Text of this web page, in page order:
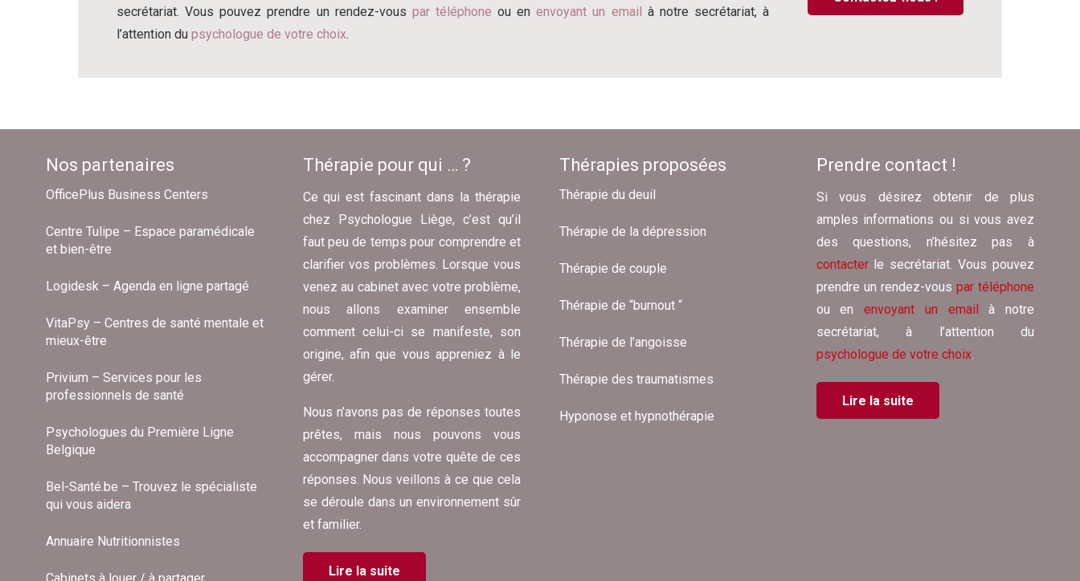
secrétariat. Vous pouvez prendre un rendez-vous par téléphone ou enenvoyant un email
à notre secrétariat, à
l’attention du psychologue de votre choix.
Nos partenaires
OfficePlus Business Centers
Centre Tulipe – Espace paramédicale
et bien-être
Logidesk – Agenda en ligne partagé
VitaPsy – Centres de santé mentale et
mieux-être
Privium – Services pour les
professionnels de santé
Psychologues du Première Ligne
Belgique
Bel-Santé.be – Trouvez le spécialiste
qui vous aidera
Annuaire Nutritionnistes
Thérapie pour qui … ?
Ce qui est fascinant dans la thérapie
chez Psychologue Liège, c’est qu’il
faut peu de temps pour comprendre et
clarifier vos problèmes. Lorsque vous
venez au cabinet avec votre problème,
nous allons examiner ensemble
comment celui-ci se manifeste, son
origine, afin que vous appreniez à le
gérer.
Nous n’avons pas de réponses toutes
prêtes, mais nous pouvons vous
accompagner dans votre quête de ces
réponses. Nous veillons à ce que cela
se déroule dans un environnement sûr
et familier.
Lire la suite
Thérapies proposées
Thérapie du deuil
Thérapie de la dépression
Thérapie de couple
Thérapie de “burnout “
Thérapie de l’angoisse
Thérapie des traumatismes
Hyponose et hypnothérapie
Prendre contact !
Si vous désirez obtenir de plus
amples informations ou si vous avez
des questions, n’hésitez pas à
contacterle secrétariat. Vous pouvez
prendre un rendez-vous par téléphone
ou en envoyant un email
à notre
secrétariat, à l’attention du
psychologue de votre choix.
Lire la suite